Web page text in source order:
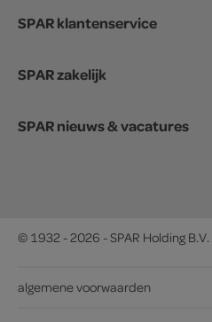
SPAR klantenservice
SPAR zakelijk
SPAR nieuws & vacatures
© 1932 - 2026 - SPAR Holding B.V.
algemene voorwaarden